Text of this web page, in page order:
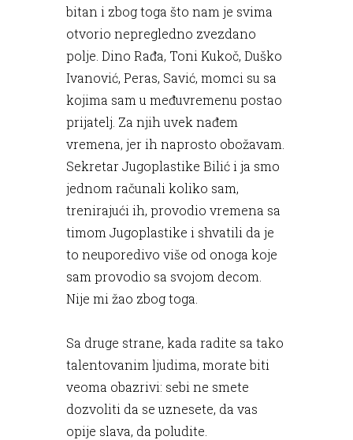
bitan i zbog toga što nam je svima
otvorio nepregledno zvezdano
polje. Dino Rađa, Toni Kukoč, Duško
Ivanović, Peras, Savić, momci su sa
kojima sam u međuvremenu postao
prijatelj. Za njih uvek nađem
vremena, jer ih naprosto obožavam.
Sekretar Jugoplastike Bilić i ja smo
jednom računali koliko sam,
trenirajući ih, provodio vremena sa
timom Jugoplastike i shvatili da je
to neuporedivo više od onoga koje
sam provodio sa svojom decom.
Nije mi žao zbog toga.
Sa druge strane, kada radite sa tako
talentovanim ljudima, morate biti
veoma obazrivi: sebi ne smete
dozvoliti da se uznesete, da vas
opije slava, da poludite.